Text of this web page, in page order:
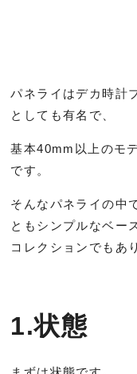
パネライはデカ時計
としても有名で、
基本40mm以上のモ
です。
そんなパネライの中
ともシンプルなベー
コレクションでもあ
1.状態